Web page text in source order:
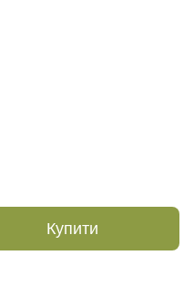
Купити